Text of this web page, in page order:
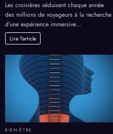
Les croisières séduisent chaque année
des millions de voyageurs à la recherche
d’une expérience immersive…
Lire l'article
BIEN-ÊTRE